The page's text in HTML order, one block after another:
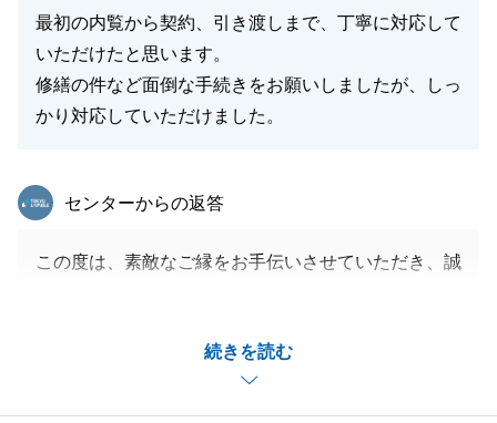
最初の内覧から契約、引き渡しまで、丁寧に対応して
いただけたと思います。
修繕の件など面倒な手続きをお願いしましたが、しっ
かり対応していただけました。
続きを読む
東急リバブル
センターからの返答
この度は、素敵なご縁をお手伝いさせていただき、誠
き合いいただき心より感謝申し上げます。
修繕に関するお手続きなどでお時間をいただく場面も
ございましたが、最後まで私を信頼してお任せいただ